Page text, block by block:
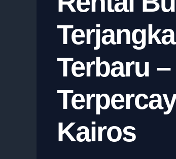
Terbaru
Kairos